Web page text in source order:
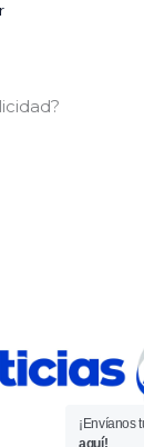
¡Envíanos
aquí!